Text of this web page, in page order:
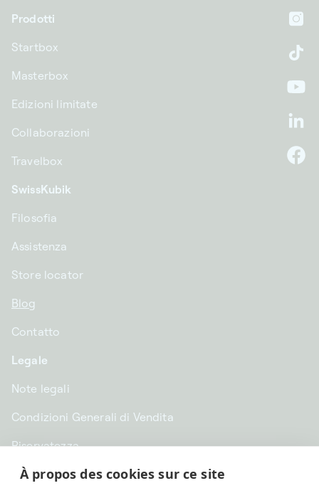
À propos des cookies sur ce site
Prodotti
Startbox
Masterbox
Edizioni limitate
Collaborazioni
Travelbox
SwissKubik
Filosofia
Assistenza
Store locator
Blog
Contatto
Legale
Note legali
Condizioni Generali di Vendita
Riservatezza
CHF CHF | Svizzera